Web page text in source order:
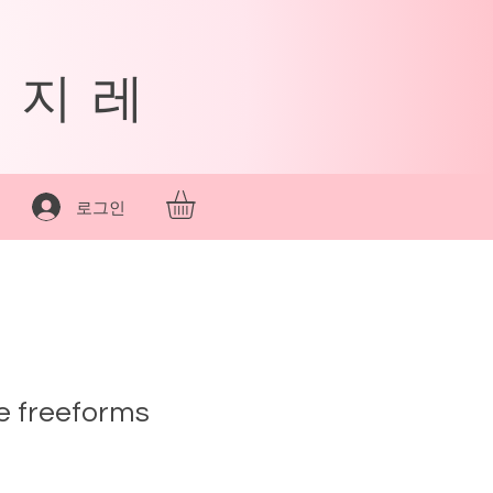
레
로그인
freeforms